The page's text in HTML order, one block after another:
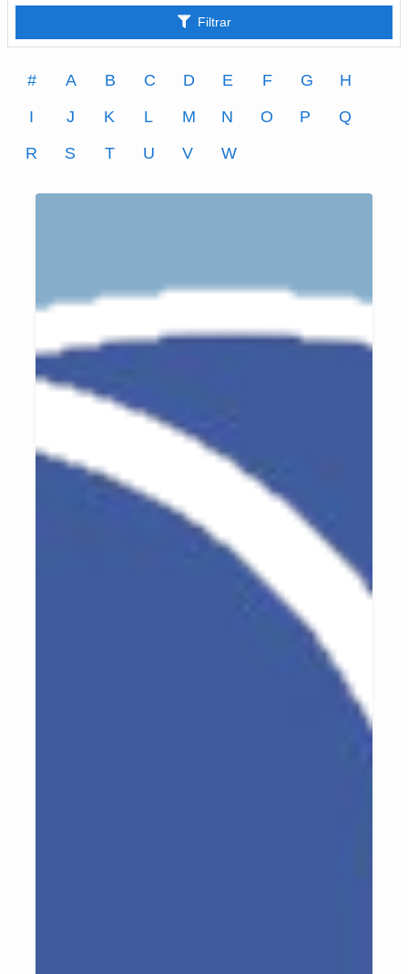
Filtrar
# A B C D E F G
H
I
J K L M N O P
Q
R
S T U V W